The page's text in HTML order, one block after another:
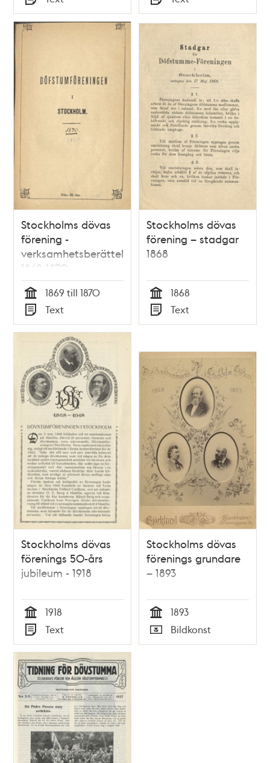
Typ
Typ
Stockholms dövas
förening -
verksamhetsberättelser
1869-1870
Tid
1869 till 1870
Typ
Text
Stockholms dövas
förening – stadgar
1868
Tid
1868
Typ
Text
Stockholms dövas
förenings 50-års
jubileum - 1918
Tid
1918
Typ
Text
Stockholms dövas
förenings grundare
– 1893
Tid
1893
Typ
Bildkonst